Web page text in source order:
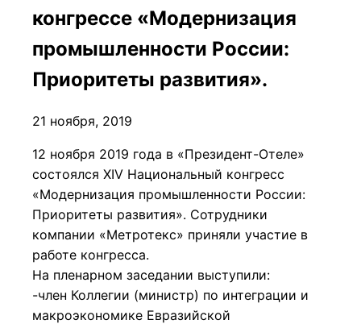
конгрессе «Модернизация
промышленности России:
Приоритеты развития».
21 ноября, 2019
12 ноября 2019 года в «Президент-Отеле»
состоялся XIV Национальный конгресс
«Модернизация промышленности России:
Приоритеты развития». Сотрудники
компании «Метротекс» приняли участие в
работе конгресса.
На пленарном заседании выступили:
-член Коллегии (министр) по интеграции и
макроэкономике Евразийской